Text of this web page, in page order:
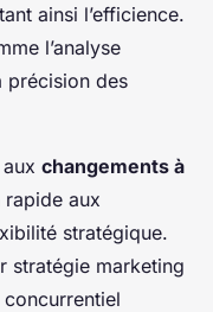
ainsi l’efficience.
l’analyse
précision des
changements à
rapide aux
stratégique.
stratégie marketing